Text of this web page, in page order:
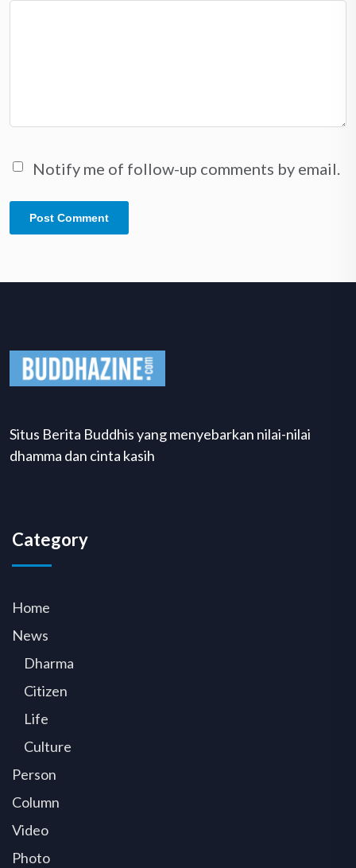
Notify me of follow-up comments by email.
Situs Berita Buddhis yang menyebarkan nilai-nilai
dhamma dan cinta kasih
Category
Home
News
Dharma
Citizen
Life
Culture
Person
Column
Video
Photo